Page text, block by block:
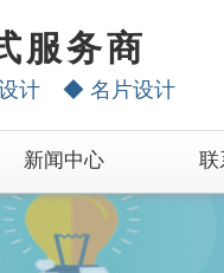
服务商
计 ◆ 名片设计
新闻中心 联